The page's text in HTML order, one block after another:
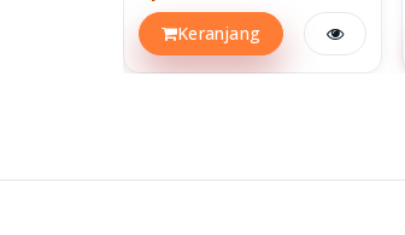
Keranjang